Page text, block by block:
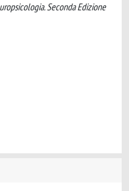
Seconda Edizione